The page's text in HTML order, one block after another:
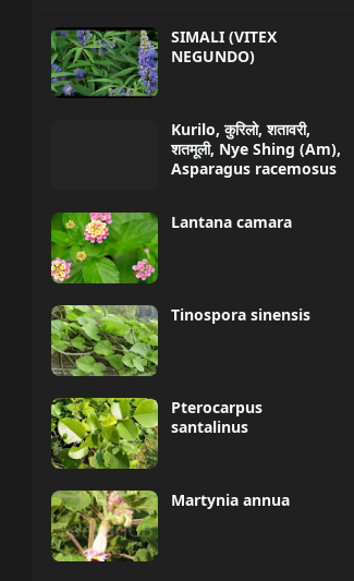
SIMALI (VITEX
NEGUNDO)
Kurilo, कुरिलो, शतावरी,
शतमूली, Nye Shing (Am),
Asparagus racemosus
Lantana camara
Tinospora sinensis
Pterocarpus
santalinus
Martynia annua